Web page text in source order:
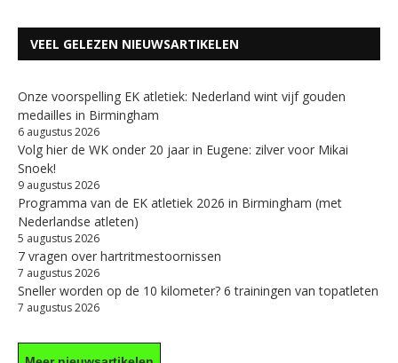
VEEL GELEZEN NIEUWSARTIKELEN
Onze voorspelling EK atletiek: Nederland wint vijf gouden
medailles in Birmingham
6 augustus 2026
Volg hier de WK onder 20 jaar in Eugene: zilver voor Mikai
Snoek!
9 augustus 2026
Programma van de EK atletiek 2026 in Birmingham (met
Nederlandse atleten)
5 augustus 2026
7 vragen over hartritmestoornissen
7 augustus 2026
Sneller worden op de 10 kilometer? 6 trainingen van topatleten
7 augustus 2026